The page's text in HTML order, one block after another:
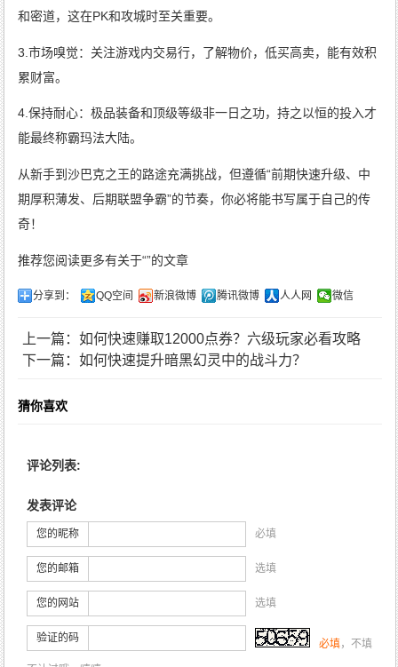
和密道，这在PK和攻城时至关重要。
3.市场嗅觉：关注游戏内交易行，了解物价，低买高卖，能有效积
累财富。
4.保持耐心：极品装备和顶级等级非一日之功，持之以恒的投入才
能最终称霸玛法大陆。
从新手到沙巴克之王的路途充满挑战，但遵循“前期快速升级、中
期厚积薄发、后期联盟争霸”的节奏，你必将能书写属于自己的传
奇！
推荐您阅读更多有关于“”的文章
分享到： QQ空间 新浪微博 腾讯微博 人人网 微信
上一篇：如何快速赚取12000点券？六级玩家必看攻略
下一篇：如何快速提升暗黑幻灵中的战斗力？
猜你喜欢
评论列表:
发表评论
您的昵称 必填
您的邮箱 选填
您的网站 选填
验证的码 必填，不填